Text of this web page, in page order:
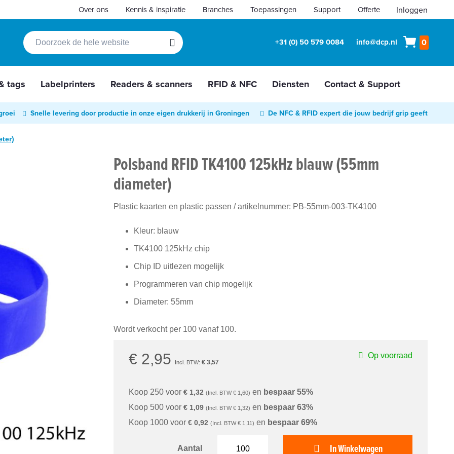
Inloggen
Over ons Kennis & inspiratie Branches Toepassingen Support Offerte
Zoek
Zoek +31 (0) 50 579 0084 info@dcp.nl 0
tags Labelprinters Readers & scanners RFID & NFC Diensten Contact & Support
Snelle levering door productie in onze eigen drukkerij in Groningen De NFC & RFID expert die jouw bedrijf grip geeft
Polsband RFID TK4100 125kHz blauw (55mm
diameter)
Plastic kaarten en plastic passen / artikelnummer: PB-55mm-003-TK4100
Kleur: blauw
TK4100 125kHz chip
Chip ID uitlezen mogelijk
Programmeren van chip mogelijk
Diameter: 55mm
Wordt verkocht per 100 vanaf 100.
€ 2,95 € 3,57
Op voorraad
Koop 250 voor € 1,32 € 1,60 en bespaar 55%
Koop 500 voor € 1,09 € 1,32 en bespaar 63%
Koop 1000 voor € 0,92 € 1,11 en bespaar 69%
Aantal In Winkelwagen